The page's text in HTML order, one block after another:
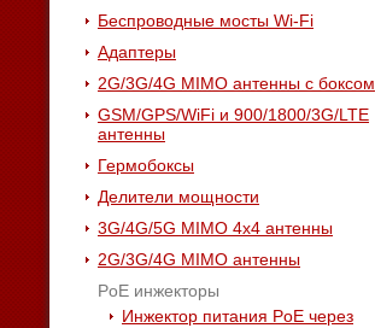
Беспроводные мосты Wi-Fi
Адаптеры
2G/3G/4G MIMO антенны с боксом
GSM/GPS/WiFi и 900/1800/3G/LTE
антенны
Гермобоксы
Делители мощности
3G/4G/5G MIMO 4x4 антенны
2G/3G/4G MIMO антенны
PoE инжекторы
Инжектор питания PoE через